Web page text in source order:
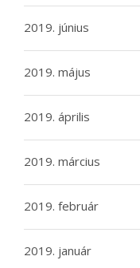
2019. június
2019. május
2019. április
2019. március
2019. február
2019. január